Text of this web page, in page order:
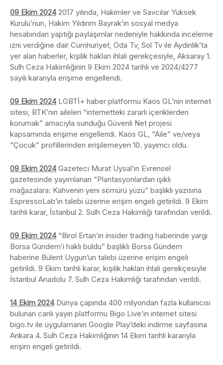
09 Ekim 2024 2017 yılında, Hakimler ve Savcılar Yüksek
Kurulu’nun, Hakim Yıldırım Bayrak‘ın sosyal medya
hesabından yaptığı paylaşımlar nedeniyle hakkında inceleme
izni verdiğine dair Cumhuriyet, Oda Tv, Sol Tv ile Aydınlık’ta
yer alan haberler, kişilik hakları ihlali gerekçesiyle, Aksaray 1.
Sulh Ceza Hakimliğinin 9 Ekim 2024 tarihli ve 2024/4277
sayılı kararıyla erişime engellendi.
09 Ekim 2024LGBTİ+ haber platformu Kaos GL’nin internet
sitesi, BTK’nın aileleri “internetteki zararlı içeriklerden
korumak” amacıyla sunduğu Güvenli Net projesi
kapsamında erişime engellendi. Kaos GL, “Aile” ve/veya
“Çocuk” profillerinden erişilemeyen 10. yayımcı oldu.
09 Ekim 2024Gazeteci Murat Uysal’ın Evrensel
gazetesinde yayımlanan “Plantasyonlardan ışıklı
mağazalara: Kahvenin yeni sömürü yüzü” başlıklı yazısına
EspressoLab’in talebi üzerine erişim engeli getirildi. 9 Ekim
tarihli karar, İstanbul 2. Sulh Ceza Hakimliği tarafından verildi.
09 Ekim 2024“Birol Ertan’ın insider trading haberinde yargı
Borsa Gündem’i haklı buldu” başlıklı Borsa Gündem
haberine Bülent Uygun’un talebi üzerine erişim engeli
getirildi. 9 Ekim tarihli karar, kişilik hakları ihlali gerekçesiyle
İstanbul Anadolu 7. Sulh Ceza Hakimliği tarafından verildi.
14 Ekim 2024Dünya çapında 400 milyondan fazla kullanıcısı
bulunan canlı yayın platformu Bigo Live’ın internet sitesi
bigo.tv ile uygulamanın Google Play’deki indirme sayfasına
Ankara 4. Sulh Ceza Hakimliğinin 14 Ekim tarihli kararıyla
erişim engeli getirildi.